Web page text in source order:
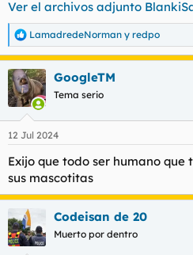
Ver el archivos adjunto
R
e
a
c
c
i
e
:
LamadredeNorman y redpo
GoogleTM
Tema serio
12 Jul 2024
Exijo que todo ser humano
sus mascotitas
Codeisan de 20
Muerto por dentro